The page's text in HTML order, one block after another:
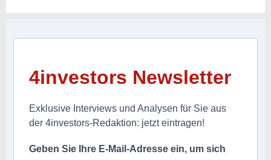
4investors Newsletter
Exklusive Interviews und Analysen für Sie aus
der 4investors-Redaktion: jetzt eintragen!
Geben Sie Ihre E-Mail-Adresse ein, um sich